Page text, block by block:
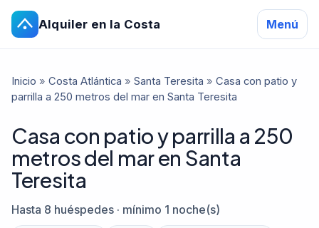
Alquiler en la Costa Menú
Inicio » Costa Atlántica » Santa Teresita » Casa con patio y
parrilla a 250 metros del mar en Santa Teresita
Casa con patio y parrilla a 250
metros del mar en Santa
Teresita
Hasta 8 huéspedes · mínimo 1 noche(s)